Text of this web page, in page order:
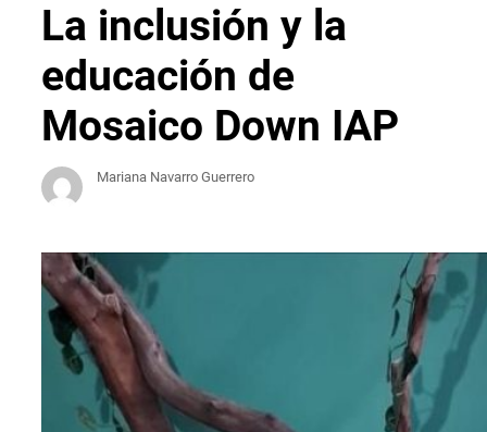
La inclusión y la
educación de
Mosaico Down IAP
Mariana Navarro Guerrero